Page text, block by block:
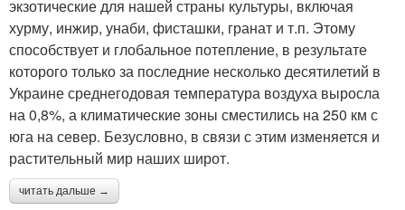
экзотические для нашей страны культуры, включая
хурму, инжир, унаби, фисташки, гранат и т.п. Этому
способствует и глобальное потепление, в результате
которого только за последние несколько десятилетий в
Украине среднегодовая температура воздуха выросла
на 0,8%, а климатические зоны сместились на 250 км с
юга на север. Безусловно, в связи с этим изменяется и
растительный мир наших широт.
читать дальше →